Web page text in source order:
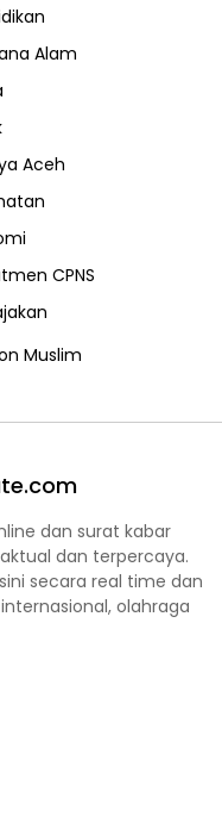
Alam
Aceh
CPNS
Muslim
dan surat kabar
dan terpercaya.
secara real time dan
olahraga